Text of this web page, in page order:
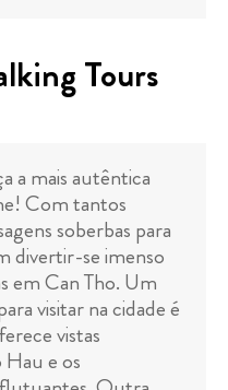
Tours
a mais autêntica
Com tantos
soberbas para
divertir-se imenso
em Can Tho. Um
visitar na cidade é
vistas
e os